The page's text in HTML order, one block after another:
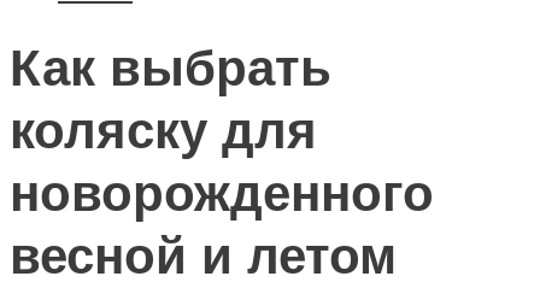
Как выбрать
коляску для
новорожденного
весной и летом